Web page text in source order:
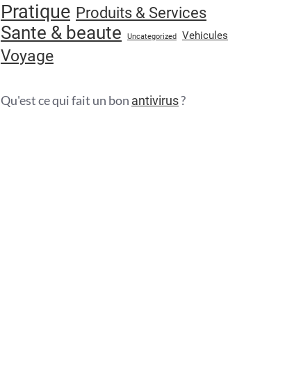
Pratique Produits & Services
Sante & beaute Uncategorized Vehicules
Voyage
Qu'est ce qui fait un bon antivirus?